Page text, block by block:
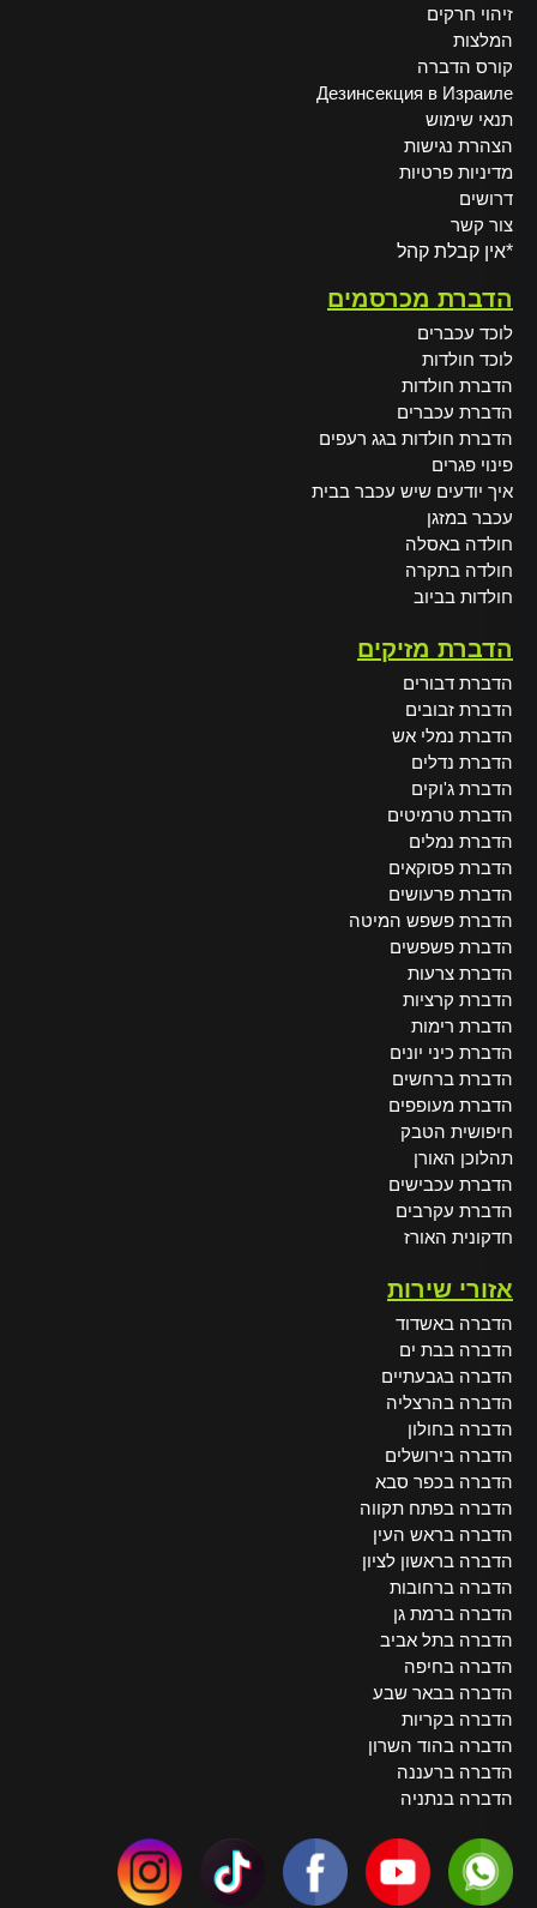
זיהוי חרקים
המלצות
קורס הדברה
Дезинсекция в Израиле
תנאי שימוש
הצהרת נגישות
מדיניות פרטיות
דרושים
צור קשר
*אין קבלת קהל
הדברת מכרסמים
לוכד עכברים
לוכד חולדות
הדברת חולדות
הדברת עכברים
הדברת חולדות בגג רעפים
פינוי פגרים
איך יודעים שיש עכבר בבית
עכבר במזגן
חולדה באסלה
חולדה בתקרה
חולדות בביוב
הדברת מזיקים
הדברת דבורים
הדברת זבובים
הדברת נמלי אש
הדברת נדלים
הדברת ג'וקים
הדברת טרמיטים
הדברת נמלים
הדברת פסוקאים
הדברת פרעושים
הדברת פשפש המיטה
הדברת פשפשים
הדברת צרעות
הדברת קרציות
הדברת רימות
הדברת כיני יונים
הדברת ברחשים
הדברת מעופפים
חיפושית הטבק
תהלוכן האורן
הדברת עכבישים
הדברת עקרבים
חדקונית האורז
אזורי שירות
הדברה באשדוד
הדברה בבת ים
הדברה בגבעתיים
הדברה בהרצליה
הדברה בחולון
הדברה בירושלים
הדברה בכפר סבא
הדברה בפתח תקווה
הדברה בראש העין
הדברה בראשון לציון
הדברה ברחובות
הדברה ברמת גן
הדברה בתל אביב
הדברה בחיפה
הדברה בבאר שבע
הדברה בקריות
הדברה בהוד השרון
הדברה ברעננה
הדברה בנתניה